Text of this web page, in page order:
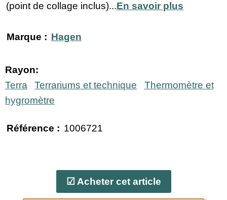
(point de collage inclus)...En savoir plus
Marque : Hagen
Rayon:
Terra
Terrariums et technique
Thermomètre et
hygromètre
Référence : 1006721
☑ Acheter cet article